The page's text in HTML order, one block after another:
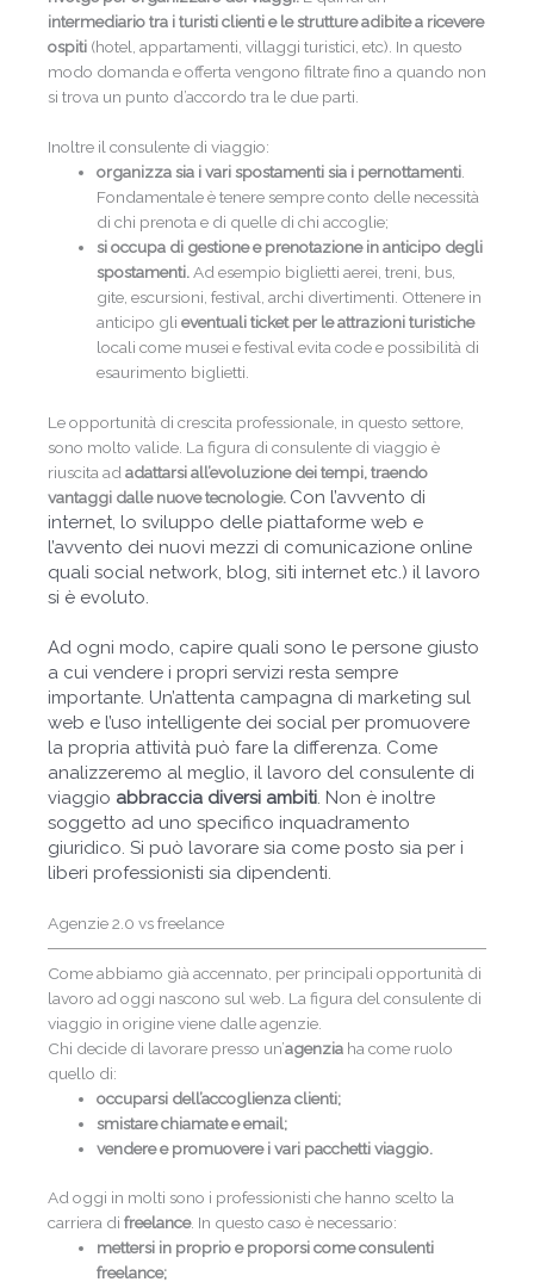
intermediario tra i turisti clienti e le strutture adibite a ricevere
ospiti (hotel, appartamenti, villaggi turistici, etc). In questo
modo domanda e offerta vengono filtrate fino a quando non
si trova un punto d’accordo tra le due parti.
Inoltre il consulente di viaggio:
organizza sia i vari spostamenti sia i pernottamenti.
Fondamentale è tenere sempre conto delle necessità
di chi prenota e di quelle di chi accoglie;
si occupa di gestione e prenotazione in anticipo degli
spostamenti.Ad esempio biglietti aerei, treni, bus,
gite, escursioni, festival, archi divertimenti. Ottenere in
anticipo gli eventuali ticket per le attrazioni turistiche
locali come musei e festival evita code e possibilità di
esaurimento biglietti.
Le opportunità di crescita professionale, in questo settore,
sono molto valide. La figura di consulente di viaggio è
riuscita ad adattarsi all’evoluzione dei tempi, traendo
vantaggi dalle nuove tecnologie. Con l’avvento di
internet, lo sviluppo delle piattaforme web e
l’avvento dei nuovi mezzi di comunicazione online
quali social network, blog, siti internet etc.) il lavoro
si è evoluto.
Ad ogni modo, capire quali sono le persone giusto
a cui vendere i propri servizi resta sempre
importante. Un’attenta campagna di marketing sul
web e l’uso intelligente dei social per promuovere
la propria attività può fare la differenza. Come
analizzeremo al meglio, il lavoro del consulente di
viaggio abbraccia diversi ambiti. Non è inoltre
soggetto ad uno specifico inquadramento
giuridico. Si può lavorare sia come posto sia per i
liberi professionisti sia dipendenti.
Agenzie 2.0 vs freelance
Come abbiamo già accennato, per principali opportunità di
lavoro ad oggi nascono sul web. La figura del consulente di
viaggio in origine viene dalle agenzie.
Chi decide di lavorare presso un’agenzia ha come ruolo
quello di:
occuparsi dell’accoglienza clienti;
smistare chiamate e email;
vendere e promuovere i vari pacchetti viaggio.
Ad oggi in molti sono i professionisti che hanno scelto la
carriera di freelance. In questo caso è necessario:
mettersi in proprio e proporsi come consulenti
freelance;